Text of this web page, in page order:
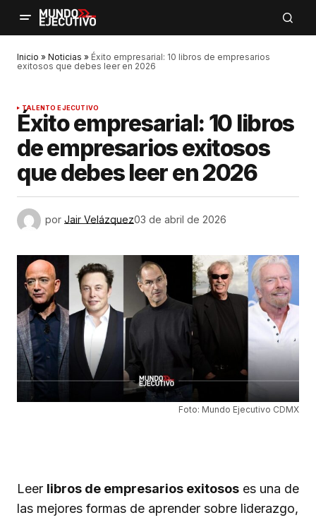
Inicio » Noticias » Éxito empresarial: 10 libros de empresarios
exitosos que debes leer en 2026
TALENTO EJECUTIVO
Éxito empresarial: 10 libros
de empresarios exitosos
que debes leer en 2026
por Jair Velázquez03 de abril de 2026
Foto: Mundo Ejecutivo CDMX
Leer libros de empresarios exitosos es una de
las mejores formas de aprender sobre liderazgo,